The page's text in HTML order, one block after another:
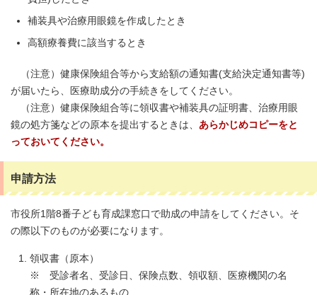
補装具や治療用眼鏡を作成したとき
高額療養費に該当するとき
（注意）健康保険組合等から支給額の通知書(支給決定通知書等)
が届いたら、医療助成分の手続きをしてください。
（注意）健康保険組合等に領収書や補装具の証明書、治療用眼
鏡の処方箋などの原本を提出するときは、 あらかじめコピーをと
っておいてください。
申請方法
市役所1階8番子ども育成課窓口で助成の申請をしてください。そ
の際以下のものが必要になります。
領収書（原本）
※ 受診者名、受診日、保険点数、領収額、医療機関の名
称・所在地のあるもの